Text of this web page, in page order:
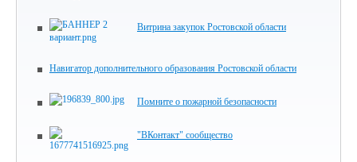
Витрина закупок Ростовской области
Навигатор дополнительного образования Ростовской области
Помните о пожарной безопасности
"ВКонтакт" сообщество